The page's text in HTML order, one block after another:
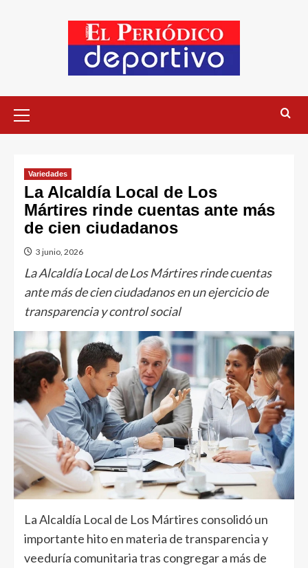
Variedades
La Alcaldía Local de Los
Mártires rinde cuentas ante más
de cien ciudadanos
3 junio, 2026
La Alcaldía Local de Los Mártires rinde cuentas
ante más de cien ciudadanos en un ejercicio de
transparencia y control social
La Alcaldía Local de Los Mártires consolidó un
importante hito en materia de transparencia y
veeduría comunitaria tras congregar a más de